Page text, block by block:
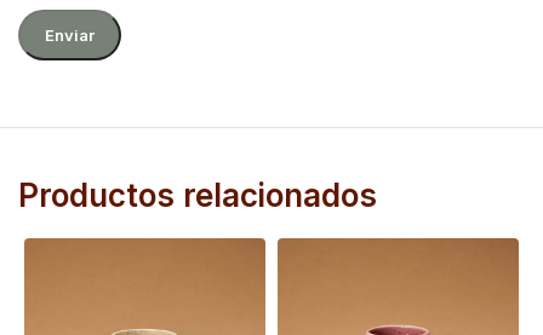
Productos relacionados